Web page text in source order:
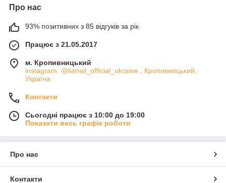
Про нас
93% позитивних з 85 відгуків за рік
Працює з 21.05.2017
м. Кропивницький
instagram: @lianail_official_ukraine , Кропивницький,
Україна
Контакти
Сьогодні працює з 10:00 до 19:00
Показати весь графік роботи
Про нас
Контакти